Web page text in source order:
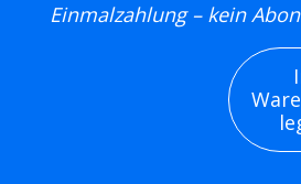
Einmalzahlung – kein